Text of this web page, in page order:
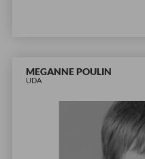
MEGANNE POULIN
UDA